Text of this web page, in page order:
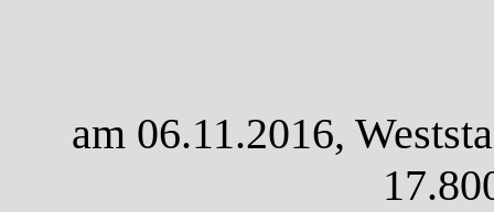
am 06.11.2016,